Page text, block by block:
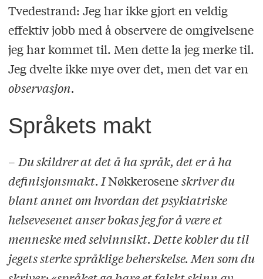
Tvedestrand: Jeg har ikke gjort en veldig
effektiv jobb med å observere de omgivelsene
jeg har kommet til. Men dette la jeg merke til.
Jeg dvelte ikke mye over det, men det var en
observasjon.
Språkets makt
– Du skildrer at det å ha språk, det er å ha
definisjonsmakt. INøkkeroseneskriver du
blant annet om hvordan det psykiatriske
helsevesenet anser bokas jeg for å være et
menneske med selvinnsikt. Dette kobler du til
jegets sterke språklige beherskelse. Men som du